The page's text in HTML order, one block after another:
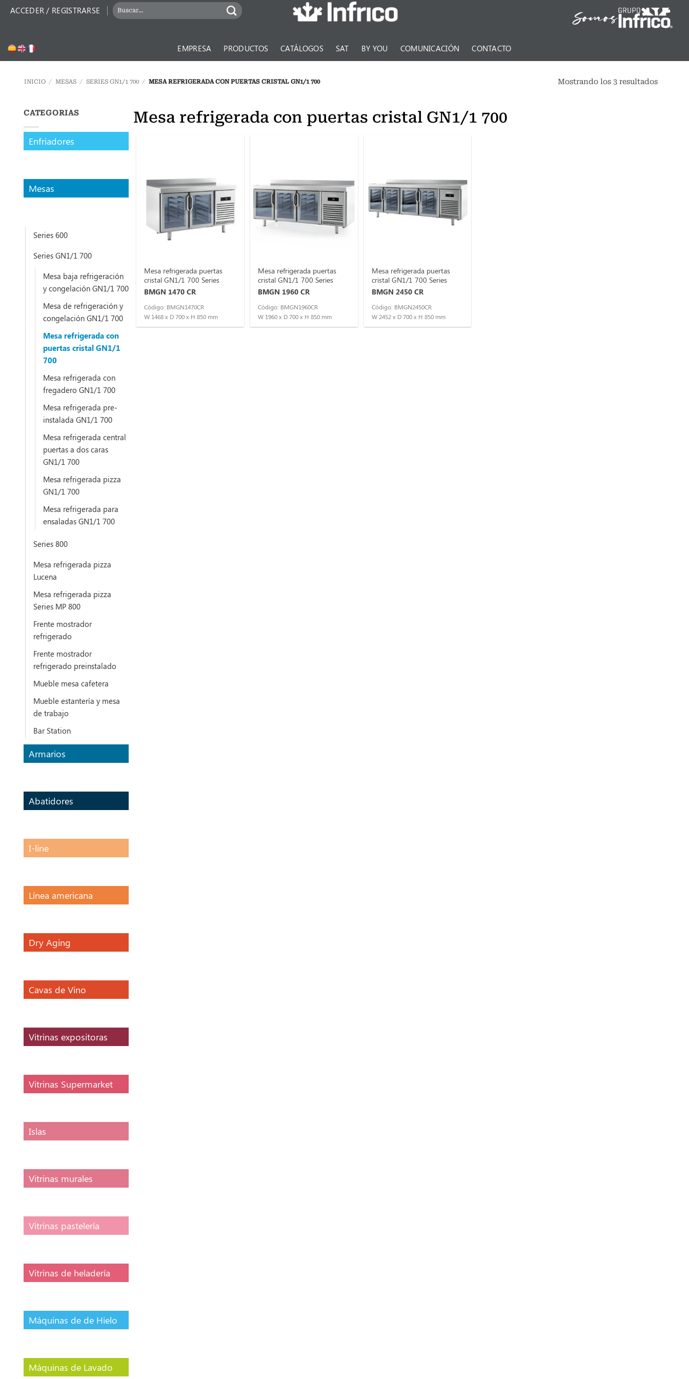
ACCEDER / REGISTRARSE
BUSCAR
POR:
EMPRESA PRODUCTOS CATÁLOGOS SAT BY YOU COMUNICACIÓN CONTACTO
INICIO / MESAS / SERIES GN1/1 700 / MESA REFRIGERADA CON PUERTAS CRISTAL GN1/1 700 Mostrando los 3 resultados
CATEGORIAS
Enfriadores
Mesas
Series 600
Series GN1/1 700
Mesa baja refrigeración
y congelación GN1/1 700
Mesa de refrigeración y
congelación GN1/1 700
Mesa refrigerada con
puertas cristal GN1/1
700
Mesa refrigerada con
fregadero GN1/1 700
Mesa refrigerada pre-
instalada GN1/1 700
Mesa refrigerada central
puertas a dos caras
GN1/1 700
Mesa refrigerada pizza
GN1/1 700
Mesa refrigerada para
ensaladas GN1/1 700
Series 800
Mesa refrigerada pizza
Lucena
Mesa refrigerada pizza
Series MP 800
Frente mostrador
refrigerado
Frente mostrador
refrigerado preinstalado
Mueble mesa cafetera
Mueble estantería y mesa
de trabajo
Bar Station
Armarios
Abatidores
I-line
Línea americana
Dry Aging
Cavas de Vino
Vitrinas expositoras
Vitrinas Supermarket
Islas
Vitrinas murales
Vitrinas pastelería
Vitrinas de heladería
Máquinas de de Hielo
Máquinas de Lavado
Mesa refrigerada con puertas cristal GN1/1 700
Mesa refrigerada puertas
cristal GN1/1 700 Series
BMGN 1470 CR
Código: BMGN1470CR
W 1468 x D 700 x H 850 mm
Mesa refrigerada puertas
cristal GN1/1 700 Series
BMGN 1960 CR
Código: BMGN1960CR
W 1960 x D 700 x H 850 mm
Mesa refrigerada puertas
cristal GN1/1 700 Series
BMGN 2450 CR
Código: BMGN2450CR
W 2452 x D 700 x H 850 mm